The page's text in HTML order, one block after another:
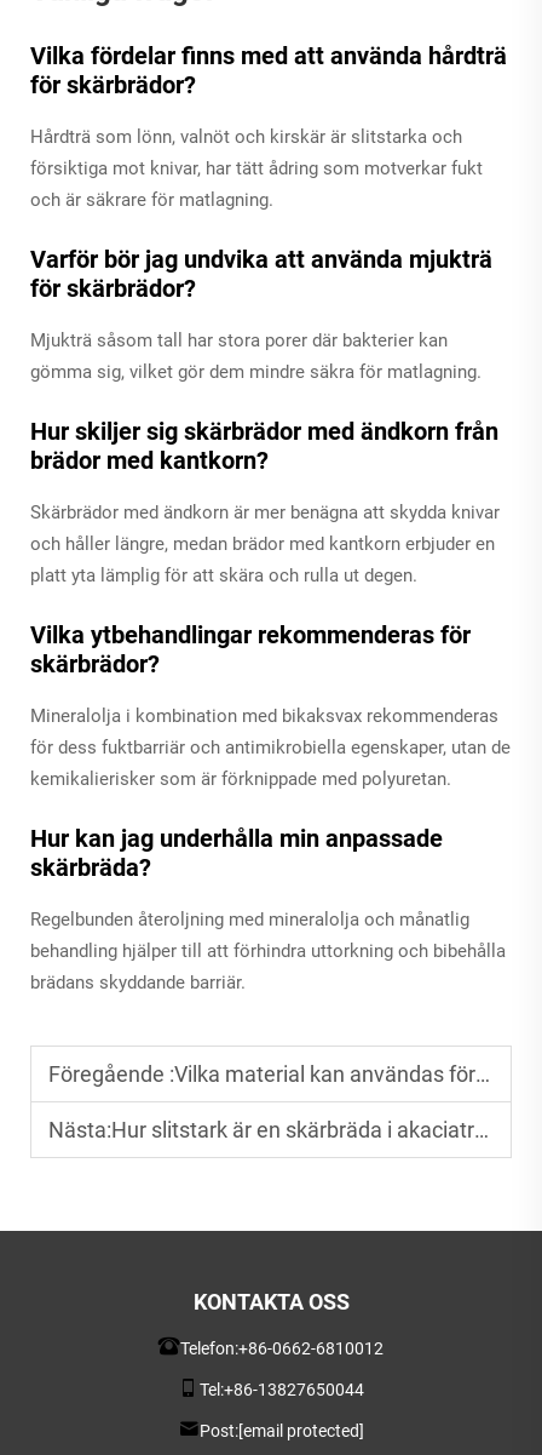
Vilka fördelar finns med att använda hårdträ
för skärbrädor?
Hårdträ som lönn, valnöt och kirskär är slitstarka och
försiktiga mot knivar, har tätt ådring som motverkar fukt
och är säkrare för matlagning.
Varför bör jag undvika att använda mjukträ
för skärbrädor?
Mjukträ såsom tall har stora porer där bakterier kan
gömma sig, vilket gör dem mindre säkra för matlagning.
Hur skiljer sig skärbrädor med ändkorn från
brädor med kantkorn?
Skärbrädor med ändkorn är mer benägna att skydda knivar
och håller längre, medan brädor med kantkorn erbjuder en
platt yta lämplig för att skära och rulla ut degen.
Vilka ytbehandlingar rekommenderas för
skärbrädor?
Mineralolja i kombination med bikaksvax rekommenderas
för dess fuktbarriär och antimikrobiella egenskaper, utan de
kemikalierisker som är förknippade med polyuretan.
Hur kan jag underhålla min anpassade
skärbräda?
Regelbunden återoljning med mineralolja och månatlig
behandling hjälper till att förhindra uttorkning och bibehålla
brädans skyddande barriär.
Föregående :Vilka material kan användas för anpassade skärbrädor?
Nästa:Hur slitstark är en skärbräda i akaciaträ?
KONTAKTA OSS
Telefon:+86-0662-6810012
Tel:+86-13827650044
Post:[email protected]